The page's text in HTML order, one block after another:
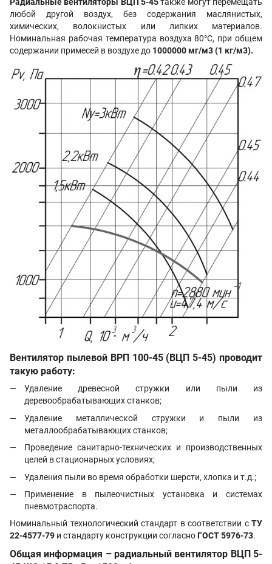
любой другой воздух, без содержания маслянистых,
химических, волокнистых или липких материалов.
Номинальная рабочая температура воздуха 80°С, при общем
содержании примесей в воздухе до 1000000 мг/м3 (1 кг/м3).
Вентилятор пылевой ВРП 100-45 (ВЦП 5-45) проводит
такую работу:
Удаление древесной стружки или пыли из
деревообрабатывающих станков;
Удаление металлической стружки и пыли из
металлообрабатывающих станков;
Проведение санитарно-технических и производственных
целей в стационарных условиях;
Удаления пыли во время обработки шерсти, хлопка и т.д.;
Применение в пылеочистных установка и системах
пневмотраспорта.
Номинальный технологический стандарт в соответствии с ТУ
22-4577-79 и стандарту конструкции согласно ГОСТ 5976-73.
Общая информация – радиальный вентилятор ВЦП 5-